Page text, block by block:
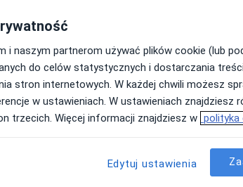
6 Sie
Jutro
7 Sie
Sob,
8 Sie
Ndz,
9 Sie
Umawianie online nie jest dostępne
i naszym partnerom używać plików cookie (lub
do celów statystycznych i dostarczania
stron internetowych. W każdej chwili możesz
w ustawieniach. W ustawieniach znajdziesz
trzecich. Więcej informacji znajdziesz w polityka
Edytuj ustawienia